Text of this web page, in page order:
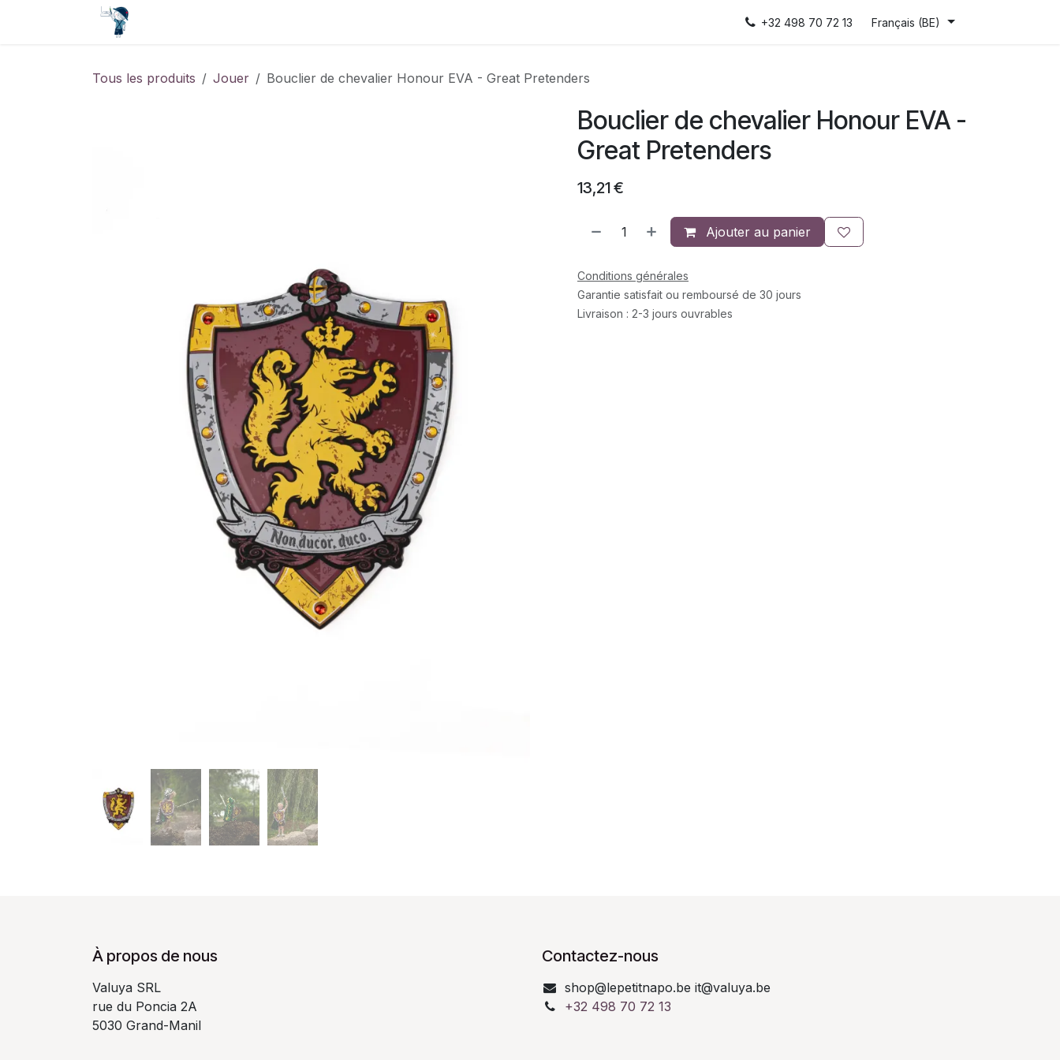
Se rendre au contenu
+32 498 70 72 13 Français (BE)
Tous les produits Jouer Bouclier de chevalier Honour EVA - Great Pretenders
Bouclier de chevalier Honour EVA -
Great Pretenders
13,21€
Ajouter au panier
Conditions générales
Garantie satisfait ou remboursé de 30 jours
Livraison : 2-3 jours ouvrables
À propos de nous
Valuya SRL
rue du Poncia 2A
5030 Grand-Manil
Contactez-nous
shop@lepetitnapo.be it@valuya.be
+32 498 70 72 13